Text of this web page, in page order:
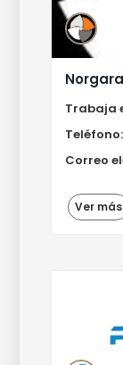
Trabaja
Teléfono:
Correo
Ver más